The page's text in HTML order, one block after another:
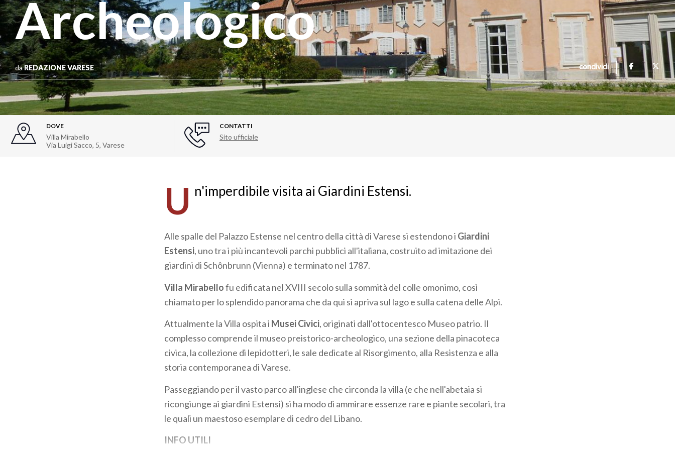
Archeologico
daREDAZIONE VARESE condividi
DOVE
Villa Mirabello
Via Luigi Sacco, 5, Varese
CONTATTI
Sito ufficiale
U n'imperdibile visita ai Giardini Estensi.
Alle spalle del Palazzo Estense nel centro della città di Varese si estendono i Giardini
Estensi, uno tra i più incantevoli parchi pubblici all'italiana, costruito ad imitazione dei
giardini di Schônbrunn (Vienna) e terminato nel 1787.
Villa Mirabellofu edificata nel XVIII secolo sulla sommità del colle omonimo, così
chiamato per lo splendido panorama che da qui si apriva sul lago e sulla catena delle Alpi.
Attualmente la Villa ospita i Musei Civici, originati dall'ottocentesco Museo patrio. Il
complesso comprende il museo preistorico-archeologico, una sezione della pinacoteca
civica, la collezione di lepidotteri, le sale dedicate al Risorgimento, alla Resistenza e alla
storia contemporanea di Varese.
Passeggiando per il vasto parco all'inglese che circonda la villa (e che nell'abetaia si
ricongiunge ai giardini Estensi) si ha modo di ammirare essenze rare e piante secolari, tra
le quali un maestoso esemplare di cedro del Libano.
INFO UTILI